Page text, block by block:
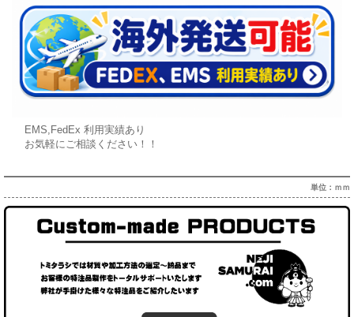
EMS,FedEx 利用実績あり
お気軽にご相談ください！！
単位：ｍｍ